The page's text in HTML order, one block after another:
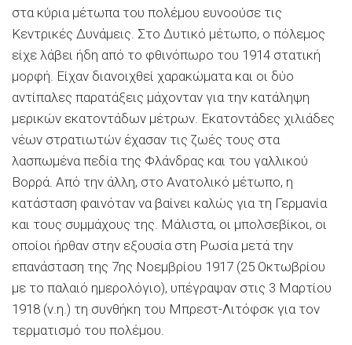
στα κύρια μέτωπα του πολέμου ευνοούσε τις
Κεντρικές Δυνάμεις. Στο Δυτικό μέτωπο, ο πόλεμος
είχε λάβει ήδη από το φθινόπωρο του 1914 στατική
μορφή. Είχαν διανοιχθεί χαρακώματα και οι δύο
αντίπαλες παρατάξεις μάχονταν για την κατάληψη
μερικών εκατοντάδων μέτρων. Εκατοντάδες χιλιάδες
νέων στρατιωτών έχασαν τις ζωές τους στα
λασπωμένα πεδία της Φλάνδρας και του γαλλικού
Bορρά. Από την άλλη, στο Ανατολικό μέτωπο, η
κατάσταση φαινόταν να βαίνει καλώς για τη Γερμανία
και τους συμμάχους της. Μάλιστα, οι μπολσεβίκοι, οι
οποίοι ήρθαν στην εξουσία στη Ρωσία μετά την
επανάσταση της 7ης Νοεμβρίου 1917 (25 Οκτωβρίου
με το παλαιό ημερολόγιο), υπέγραψαν στις 3 Μαρτίου
1918 (ν.η.) τη συνθήκη του Μπρεστ-Λιτόφσκ για τον
τερματισμό του πολέμου.